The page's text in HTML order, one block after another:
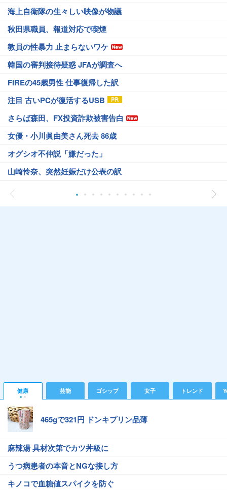
海上自衛隊の生々しい映像が物議
秋田県職員、報道対応で喫煙
教員の性暴力 止まらないワケ
韓国の審判接待疑惑 JFAが調査へ
FIREの45歳男性 仕事復帰した訳
注目 古いPCが復活するUSB
さらば森田、FX投資詐欺被害告白
女優・小川眞由美さん死去 86歳
オグシオ不仲説「嫌だった」
山崎怜奈、突然妊娠だけ公表の訳
健康 芸能 ゴシップ 女子 トレンド
465gで321円 ドンキプリン品薄
麻辣湯 具材次第でカツ丼級に
うつ病患者の本音とNGな接し方
キノコで血糖値スパイクを防ぐ